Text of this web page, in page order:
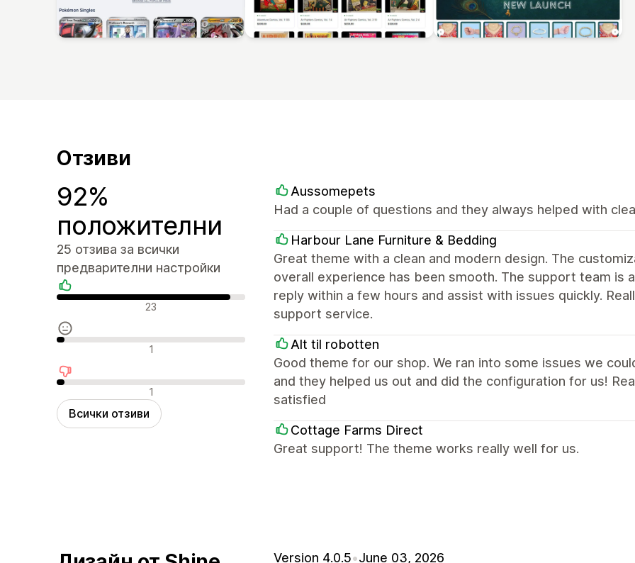
Отзиви
92%
положителни
25 отзива за всички
предварителни настройки
Положителни отзиви
23
Неутрални отзиви
1
Отрицателни отзиви
1
Всички отзиви
Aussomepets
Had a couple of questions and they always helped with
Harbour Lane Furniture & Bedding
Great theme with a clean and modern design. The
overall experience has been smooth. The support team is
reply within a few hours and assist with issues quickly.
support service.
Alt til robotten
Good theme for our shop. We ran into some issues we
and they helped us out and did the configuration for us!
satisfied
Cottage Farms Direct
Great support! The theme works really well for us.
Version 4.0.5•June 03, 2026